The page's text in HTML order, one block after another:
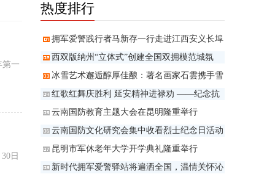
第一
日
热度排行
拥军爱警践行者马新存一行走进江西安义长埠
西双版纳州“立体式”创建全国双拥模范城氛
冰雪艺术邂逅醇厚佳酿：著名画家石雲携手雪
点
红歌红舞庆胜利 延安精神进禄劝 ——纪念抗
云南国防教育主题大会在昆明隆重举行
云南国防文化研究会集中收看烈士纪念日活动
昆明市军休老年大学开学典礼隆重举行
新时代拥军爱警驿站将遍洒全国，温情关怀沁